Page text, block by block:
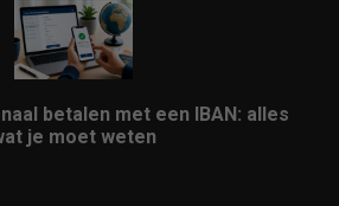
betalen met een IBAN: alles
je moet weten